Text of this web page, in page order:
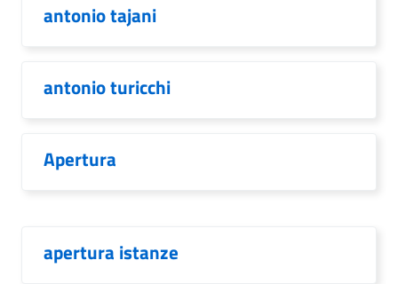
antonio tajani
antonio turicchi
Apertura
apertura istanze